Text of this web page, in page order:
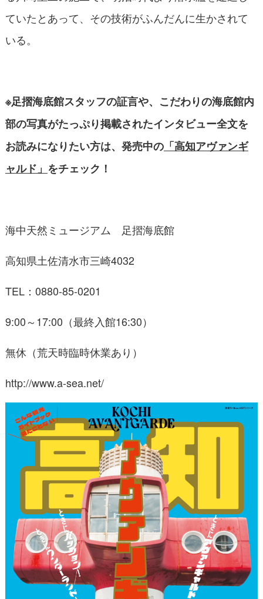
ていたとあって、その技術がふんだんに生かされて
いる。
※足摺海底館スタッフの証言や、こだわりの海底館内
部の写真がたっぷり掲載されたインタビュー全文を
お読みになりたい方は、発売中の「高知アヴァンギ
ャルド」 をチェック！
海中天然ミュージアム 足摺海底館
高知県土佐清水市三崎4032
TEL：0880-85-0201
9:00～17:00（最終入館16:30）
無休（荒天時臨時休業あり）
http://www.a-sea.net/